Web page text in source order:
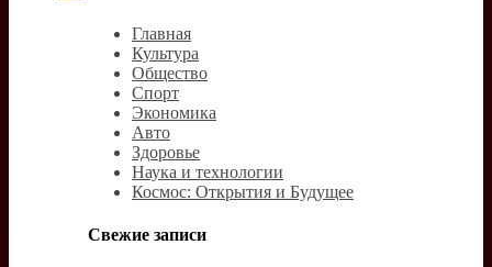
Главная
Культура
Общество
Спорт
Экономика
Авто
Здоровье
Наука и технологии
Космос: Открытия и Будущее
Свежие записи